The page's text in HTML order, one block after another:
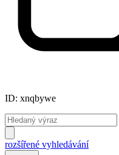
ID: xnqbywe
rozšířené vyhledávání